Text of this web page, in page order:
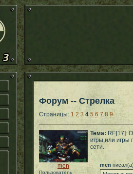
Форум -- Стрелка
Страницы: 1 2 3 4 5 6 7 8 9
men
Пользователь
Тема: RE[17]:
игры,или игры
сети.
men